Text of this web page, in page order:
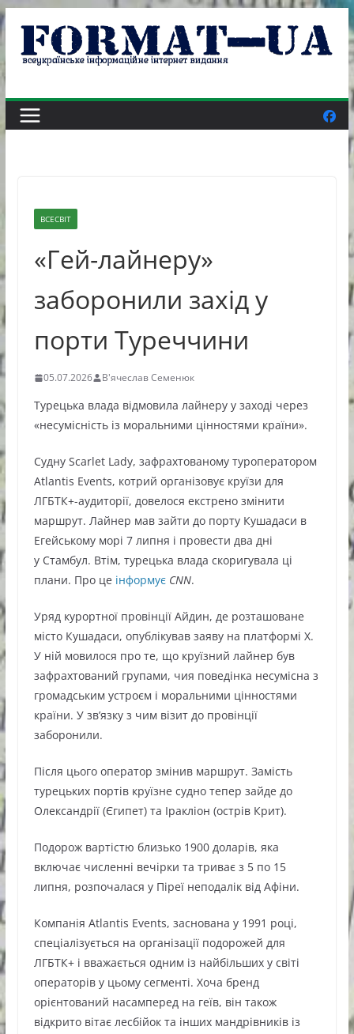
Skip
content
ВСЕСВІТ
«Гей-лайнеру»
заборонили захід у
порти Туреччини
05.07.2026 В'ячеслав Семенюк
Турецька влада відмовила лайнеру у заході через
«несумісність із моральними цінностями країни».
Судну Scarlet Lady, зафрахтованому туроператором
Atlantis Events, котрий організовує круїзи для
ЛГБТК+-аудиторії, довелося екстрено змінити
маршрут. Лайнер мав зайти до порту Кушадаси в
Егейському морі 7 липня і провести два дні
у Стамбул. Втім, турецька влада скоригувала ці
плани. Про це інформує CNN.
Уряд курортної провінції Айдин, де розташоване
місто Кушадаси, опублікував заяву на платформі X.
У ній мовилося про те, що круїзний лайнер був
зафрахтований групами, чия поведінка несумісна з
громадським устроєм і моральними цінностями
країни. У зв’язку з чим візит до провінції
заборонили.
Після цього оператор змінив маршрут. Замість
турецьких портів круїзне судно тепер зайде до
Олександрії(Єгипет) та Іракліон (острів Крит).
Подорож вартістю близько 1900 доларів, яка
включає численні вечірки та триває з 5 по 15
липня, розпочалася у Піреїнеподалік від Афіни.
Компанія Atlantis Events, заснована у 1991 році,
спеціалізується на організації подорожей для
ЛГБТК+ і вважається одним із найбільших у світі
операторів у цьому сегменті. Хоча бренд
орієнтований насамперед на геїв, він також
відкрито вітає лесбійок та інших мандрівників із